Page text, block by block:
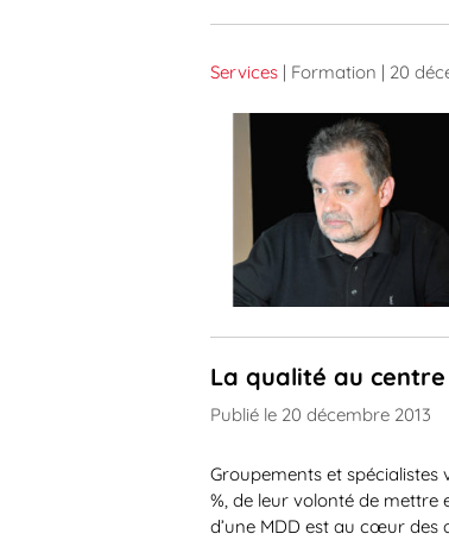
Services | Formation | 20
La qualité au
Publié le 20 décembre 2013
Groupements et
%, de leur volonté de mettre
d’une MDD est au cœur des